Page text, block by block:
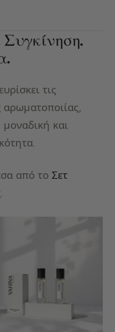
τις
αρωματοποιίας,
και
από το Σετ